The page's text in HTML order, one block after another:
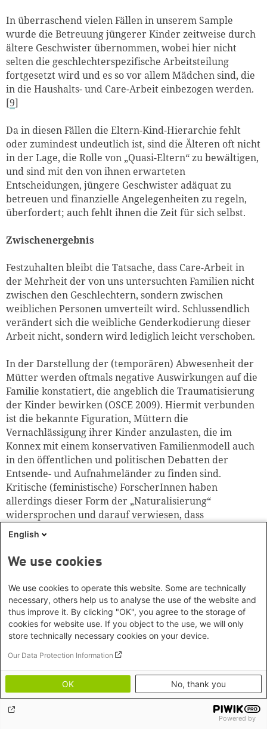
In überraschend vielen Fällen in unserem Sample
wurde die Betreuung jüngerer Kinder zeitweise durch
ältere Geschwister übernommen, wobei hier nicht
selten die geschlechterspezifische Arbeitsteilung
fortgesetzt wird und es so vor allem Mädchen sind, die
in die Haushalts- und Care-Arbeit einbezogen werden.
[9]
Da in diesen Fällen die Eltern-Kind-Hierarchie fehlt
oder zumindest undeutlich ist, sind die Älteren oft nicht
in der Lage, die Rolle von „Quasi-Eltern“ zu bewältigen,
und sind mit den von ihnen erwarteten
Entscheidungen, jüngere Geschwister adäquat zu
betreuen und finanzielle Angelegenheiten zu regeln,
überfordert; auch fehlt ihnen die Zeit für sich selbst.
Zwischenergebnis
Festzuhalten bleibt die Tatsache, dass Care-Arbeit in
der Mehrheit der von uns untersuchten Familien nicht
zwischen den Geschlechtern, sondern zwischen
weiblichen Personen umverteilt wird. Schlussendlich
verändert sich die weibliche Genderkodierung dieser
Arbeit nicht, sondern wird lediglich leicht verschoben.
In der Darstellung der (temporären) Abwesenheit der
Mütter werden oftmals negative Auswirkungen auf die
Familie konstatiert, die angeblich die Traumatisierung
der Kinder bewirken (OSCE 2009). Hiermit verbunden
ist die bekannte Figuration, Müttern die
Vernachlässigung ihrer Kinder anzulasten, die im
Konnex mit einem konservativen Familienmodell auch
in den öffentlichen und politischen Debatten der
Entsende- und Aufnahmeländer zu finden sind.
Kritische (feministische) ForscherInnen haben
allerdings dieser Form der „Naturalisierung“
widersprochen und darauf verwiesen, dass
„Mutterschaft“ (mothering) verschiedene Formen des
Sorgens um und des Sorgens für Kinder annehmen
kann und neben lokal fixierter, biologischer
Mutterschaft historisch auch lange schon die
Mutterschaft aus der Distanz beziehungsweise
„transnationale Mutterschaft“ als eine Option der
Versorgungskompetenz existiert (für einen Überblick
siehe Lutz 2007: 125ff.).
„Mutterschaft aus der Distanz“ ist eine
nicht von vornherein als verwerflich betrachtet wird,
sondern Kosten und Nutzen ex ante bewertet werden.
Um beurteilen zu können, welche unterschiedlichen
Kontexte in diesem Zusammenhang wirksam sind
English
We use cookies
We use cookies to operate this website. Some are technically
necessary, others help us to analyse the use of the website and
thus improve it. By clicking "OK", you agree to the storage of
cookies for website use. If you object to the use, we will only
store technically necessary cookies on your device.
Our Data Protection Information
OK No, thank you
Powered by